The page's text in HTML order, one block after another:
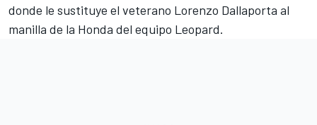
donde le sustituye el veterano Lorenzo Dallaporta al
manilla de la Honda del equipo Leopard.